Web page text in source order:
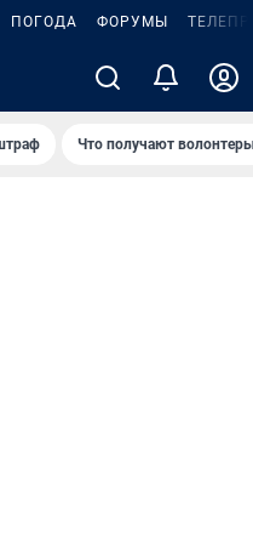
ПОГОДА ФОРУМЫ
Что получают